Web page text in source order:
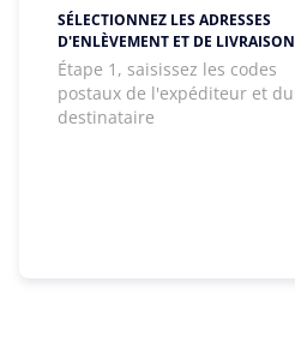
SÉLECTIONNEZ LES ADRESSES
D'ENLÈVEMENT ET DE LIVRAISON
Étape 1, saisissez les codes
postaux de l'expéditeur et du
destinataire